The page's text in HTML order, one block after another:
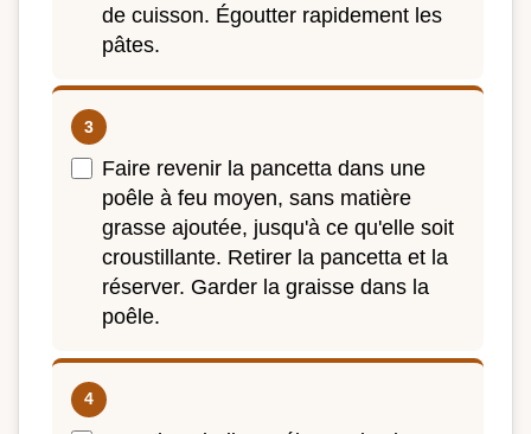
de cuisson. Égoutter rapidement les
pâtes.
Faire revenir la pancetta dans une
poêle à feu moyen, sans matière
grasse ajoutée, jusqu'à ce qu'elle soit
croustillante. Retirer la pancetta et la
réserver. Garder la graisse dans la
poêle.